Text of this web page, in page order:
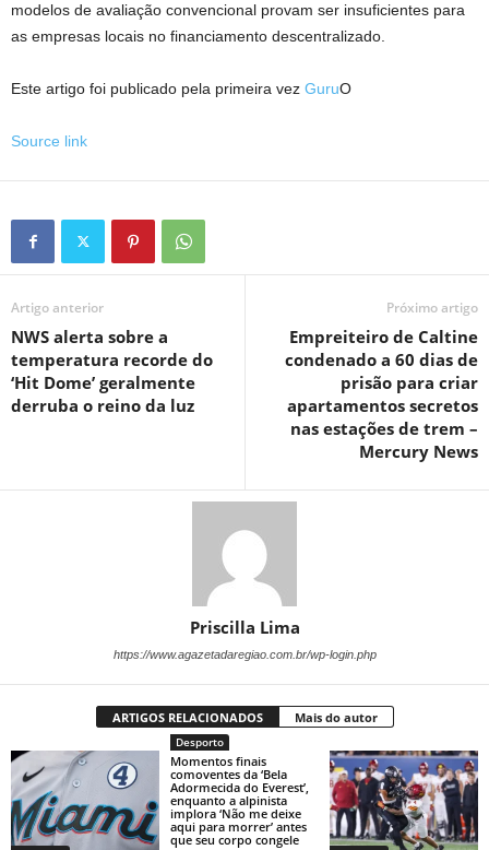
modelos de avaliação convencional provam ser insuficientes para
as empresas locais no financiamento descentralizado.
Este artigo foi publicado pela primeira vez GuruO
Source link
Artigo anterior
NWS alerta sobre a
temperatura recorde do
‘Hit Dome’ geralmente
derruba o reino da luz
Próximo artigo
Empreiteiro de Caltine
condenado a 60 dias de
prisão para criar
apartamentos secretos
nas estações de trem –
Mercury News
Priscilla Lima
https://www.agazetadaregiao.com.br/wp-login.php
ARTIGOS RELACIONADOS Mais do autor
Desporto
Momentos finais
comoventes da ‘Bela
Adormecida do Everest’,
enquanto a alpinista
implora ‘Não me deixe
aqui para morrer’ antes
que seu corpo congele